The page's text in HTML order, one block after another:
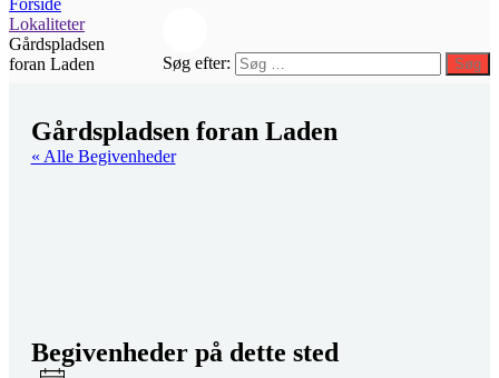
Søg efter: Søg
Forside
Lokaliteter
Gårdspladsen
foran Laden
Gårdspladsen foran Laden
« Alle Begivenheder
Begivenheder på dette sted